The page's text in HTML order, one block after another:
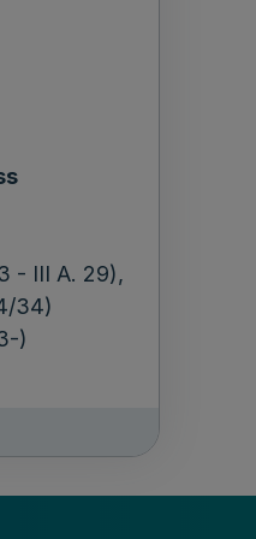
- III A. 29),
34)
)